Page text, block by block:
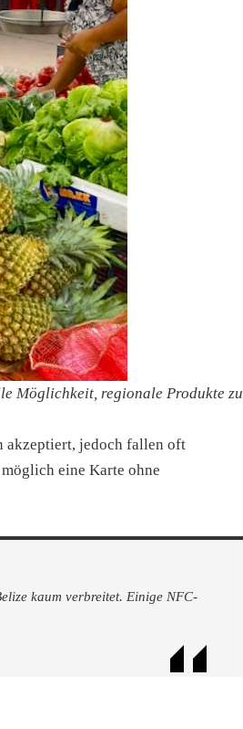
Möglichkeit, regionale Produkte zu
akzeptiert, jedoch fallen oft
eine Karte ohne
kaum verbreitet. Einige NFC-